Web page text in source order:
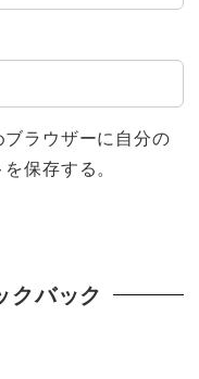
ラウザーに自分の
保存する。
クバック